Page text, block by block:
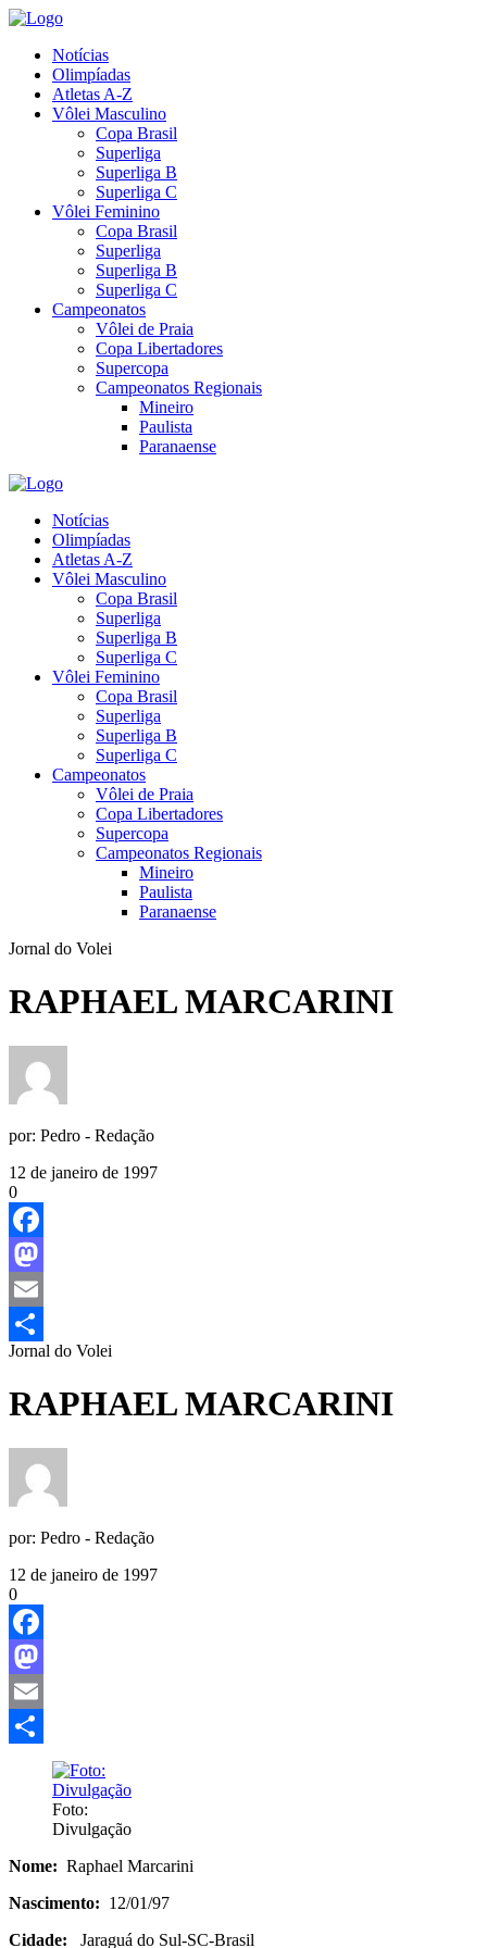
Notícias
Olimpíadas
Atletas A-Z
Vôlei Masculino
Copa Brasil
Superliga
Superliga B
Superliga C
Vôlei Feminino
Copa Brasil
Superliga
Superliga B
Superliga C
Campeonatos
Vôlei de Praia
Copa Libertadores
Supercopa
Campeonatos Regionais
Mineiro
Paulista
Paranaense
Notícias
Olimpíadas
Atletas A-Z
Vôlei Masculino
Copa Brasil
Superliga
Superliga B
Superliga C
Vôlei Feminino
Copa Brasil
Superliga
Superliga B
Superliga C
Campeonatos
Vôlei de Praia
Copa Libertadores
Supercopa
Campeonatos Regionais
Mineiro
Paulista
Paranaense
Jornal do Volei
RAPHAEL MARCARINI
por: Pedro - Redação
12 de janeiro de 1997
0
Facebook
Mastodon
Email
Share
Jornal do Volei
RAPHAEL MARCARINI
por: Pedro - Redação
12 de janeiro de 1997
0
Facebook
Mastodon
Email
Foto:
Divulgação
Nome: Raphael Marcarini
Nascimento: 12/01/97
Cidade: Jaraguá do Sul-SC-Brasil